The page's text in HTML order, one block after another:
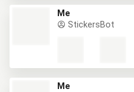
Me
StickersBot
Me